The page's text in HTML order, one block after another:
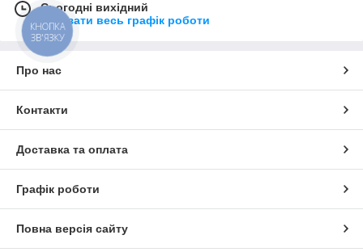
Сьогодні вихідний
Показати весь графік роботи
Про нас
Контакти
Доставка та оплата
Графік роботи
Повна версія сайту
КНОПКА
ЗВ'ЯЗКУ